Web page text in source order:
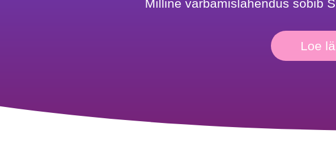
Milline värbamislahendus sobib
Loe